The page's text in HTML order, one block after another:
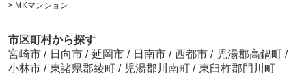
> MKマンション
市区町村から探す
宮崎市 / 日向市 / 延岡市 / 日南市 / 西都市 / 児湯郡高鍋町
/
小林市 / 東諸県郡綾町 / 児湯郡川南町 / 東臼杵郡門川町